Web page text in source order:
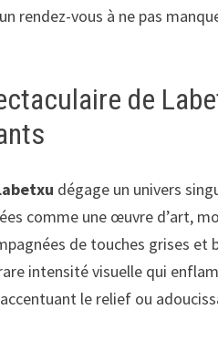
rendez-vous à ne pas
de
dégage un univers
comme une œuvre d’art,
de touches grises et
intensité visuelle qui
le relief ou